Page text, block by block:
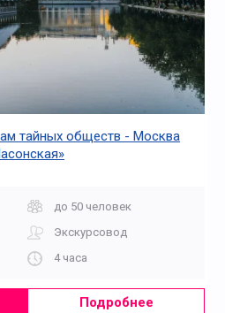
тайных обществ - Москва
до 50 человек
Экскурсовод
4 часа
Подробнее